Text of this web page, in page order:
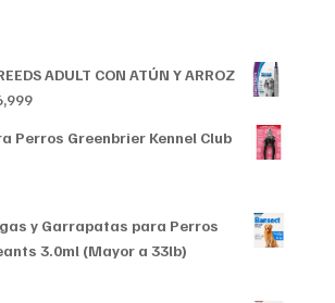
ADULT CON ATÚN Y ARROZ
Price
$79,199
Perros Greenbrier Kennel Club
y Garrapatas para Perros
3.0ml (Mayor a 33lb)